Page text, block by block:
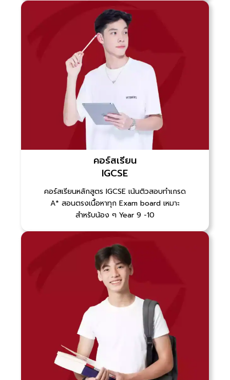
คอร์สเรียน
IGCSE
คอร์สเรียนหลักสูตร IGCSE เน้นติวสอบทำเกรด
A* สอนตรงเนื้อหาทุก Exam board เหมาะ
สำหรับน้อง ๆ Year 9 -10